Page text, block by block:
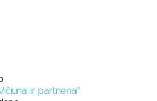
ir partneriai"